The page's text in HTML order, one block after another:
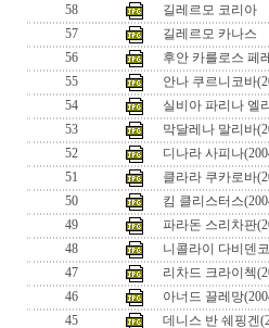
58
길레르모 코리아
57
길레르모 카나스
56
후안 카를로스 페
55
안나 쿠르니코바
54
실비아 파리나 엘
53
막달레나 말리바
52
디나라 사피나
51
클라라 쿠카로바
50
킴 클리스터스
49
파라돈 스리차판
48
니콜라이 다비덴
47
리차드 크라이첵
46
아너드 끌레망
45
데니스 반 쉐핑겐